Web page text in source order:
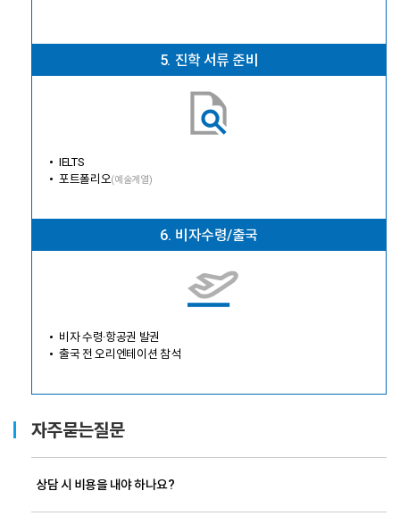
5. 진학 서류 준비
IELTS
포트폴리오(예술계열)
6. 비자수령/출국
비자 수령·항공권 발권
출국 전 오리엔테이션 참석
자주묻는질문
상담 시 비용을 내야 하나요?